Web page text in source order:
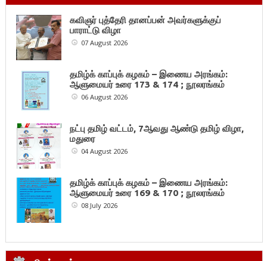
கவிஞர் புத்தேரி தானப்பன் அவர்களுக்குப்
பாராட்டு விழா
07 August 2026
தமிழ்க் காப்புக் கழகம் – இணைய அரங்கம்:
ஆளுமையர் உரை 173 & 174 ; நூலரங்கம்
06 August 2026
நட்பு தமிழ் வட்டம், 7ஆவது ஆண்டு தமிழ் விழா,
மதுரை
04 August 2026
தமிழ்க் காப்புக் கழகம் – இணைய அரங்கம்:
ஆளுமையர் உரை 169 & 170 ; நூலரங்கம்
08 July 2026